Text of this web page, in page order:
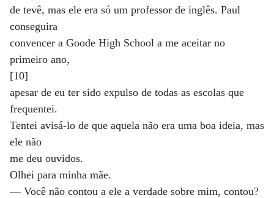
de tevê, mas ele era só um professor de inglês. Paul
conseguira
convencer a Goode High School a me aceitar no
primeiro ano,
[10]
apesar de eu ter sido expulso de todas as escolas que
frequentei.
Tentei avisá-lo de que aquela não era uma boa ideia, mas
ele não
me deu ouvidos.
Olhei para minha mãe.
— Você não contou a ele a verdade sobre mim, contou?